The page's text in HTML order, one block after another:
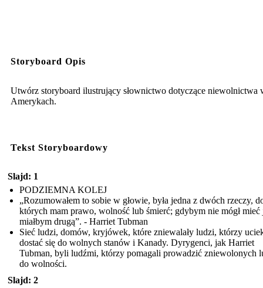
Storyboard Opis
Utwórz storyboard ilustrujący słownictwo dotyczące niewolnictwa
Amerykach.
Tekst Storyboardowy
Slajd: 1
PODZIEMNA KOLEJ
„Rozumowałem to sobie w głowie, była jedna z dwóch rzeczy,
których mam prawo, wolność lub śmierć; gdybym nie mógł mieć
miałbym drugą”. - Harriet Tubman
Sieć ludzi, domów, kryjówek, które zniewalały ludzi, którzy
dostać się do wolnych stanów i Kanady. Dyrygenci, jak Harriet
Tubman, byli ludźmi, którzy pomagali prowadzić zniewolonych
do wolności.
Slajd: 2